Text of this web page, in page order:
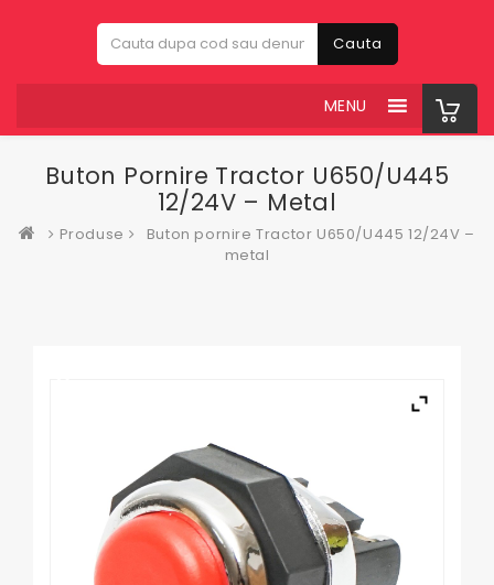
Cauta
MENU
Buton Pornire Tractor U650/U445
12/24V – Metal
Produse
Buton pornire Tractor U650/U445 12/24V –
metal